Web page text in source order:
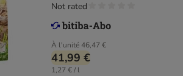
À l'unité46,47 €
41,99 €
1,27 € / l
Not rated